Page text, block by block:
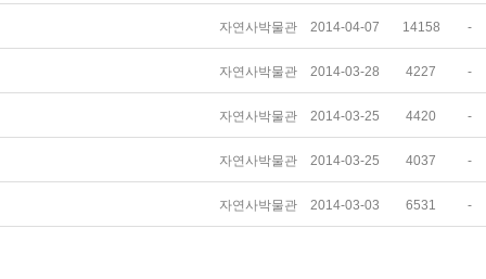
자연사박물관 2014-04-07 14158 -
자연사박물관 2014-03-28 4227 -
자연사박물관 2014-03-25 4420 -
자연사박물관 2014-03-25 4037 -
자연사박물관 2014-03-03 6531 -